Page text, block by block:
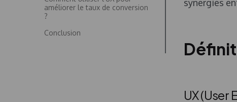
améliorer le taux de conversion
?
Conclusion
synergies
UX (User